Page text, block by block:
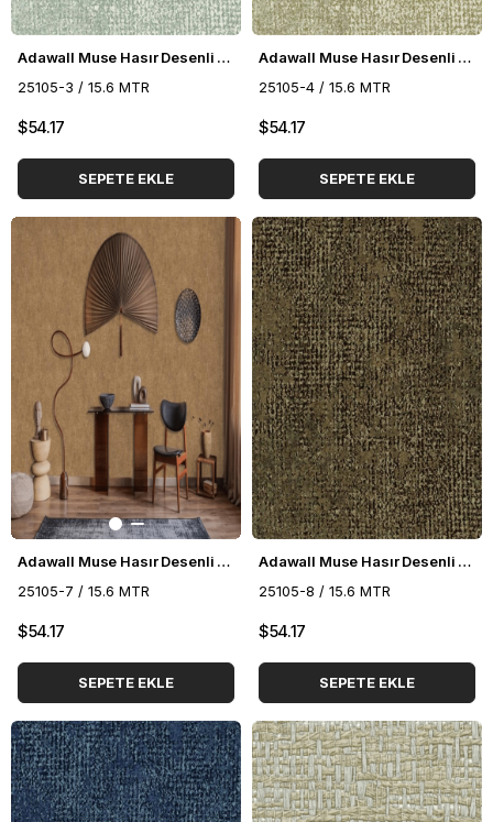
Adawall Muse Hasır Desenli Duvar Kağıdı 25105-3
25105-3 / 15.6 MTR
$54.17
SEPETE EKLE
Adawall Muse Hasır Desenli Duvar Kağıdı 25105-4
25105-4 / 15.6 MTR
$54.17
SEPETE EKLE
Adawall Muse Hasır Desenli Duvar Kağıdı 25105-7
25105-7 / 15.6 MTR
$54.17
SEPETE EKLE
Adawall Muse Hasır Desenli Duvar Kağıdı 25105-8
25105-8 / 15.6 MTR
$54.17
SEPETE EKLE